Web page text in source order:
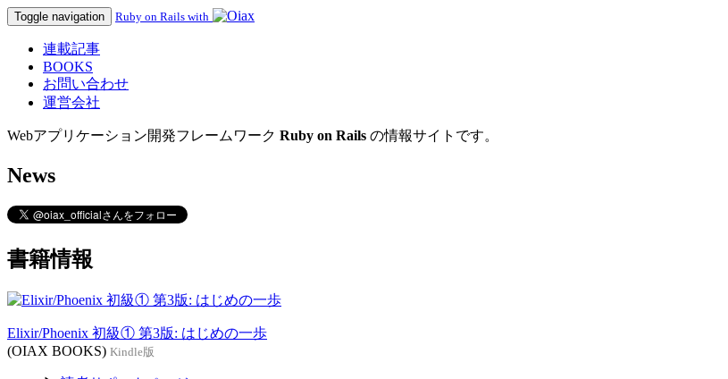
Toggle navigation Ruby on Rails with
連載記事
BOOKS
お問い合わせ
運営会社
Webアプリケーション開発フレームワーク Ruby on Rails の情報サイトです。
News
書籍情報
Elixir/Phoenix 初級① 第3版: はじめの一歩
(OIAX BOOKS) Kindle版